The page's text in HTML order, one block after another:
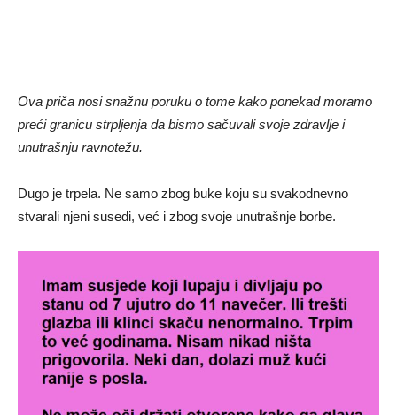
Ova priča nosi snažnu poruku o tome kako ponekad moramo
preći granicu strpljenja da bismo sačuvali svoje zdravlje i
unutrašnju ravnotežu.
Dugo je trpela. Ne samo zbog buke koju su svakodnevno
stvarali njeni susedi, već i zbog svoje unutrašnje borbe.